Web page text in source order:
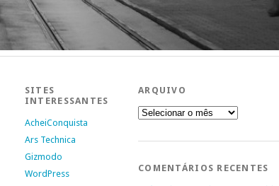
SITES
INTERESSANTES
AcheiConquista
Ars Technica
Gizmodo
WordPress
ARQUIVO
Arquivo
COMENTÁRIOS RECENTES